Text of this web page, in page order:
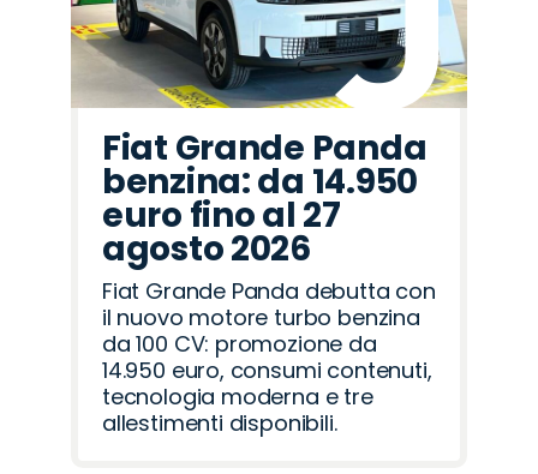
Fiat Grande Panda
benzina: da 14.950
euro fino al 27
agosto 2026
Fiat Grande Panda debutta con
il nuovo motore turbo benzina
da 100 CV: promozione da
14.950 euro, consumi contenuti,
tecnologia moderna e tre
allestimenti disponibili.